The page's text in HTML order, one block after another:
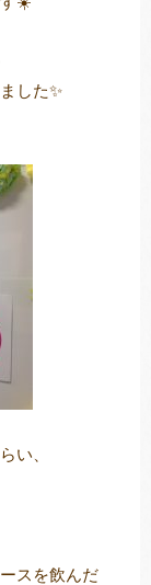
した✨
い、
スを飲んだ